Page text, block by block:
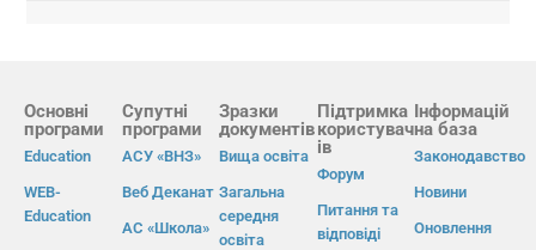
Основні
програми
Education
WEB-
Education
Супутні
програми
АСУ «ВНЗ»
Веб Деканат
АС «Школа»
Зразки
документів
Вища освіта
Загальна
середня
освіта
Підтримка
користувач
ів
Форум
Питання та
відповіді
Інформацій
на база
Законодавство
Новини
Оновлення